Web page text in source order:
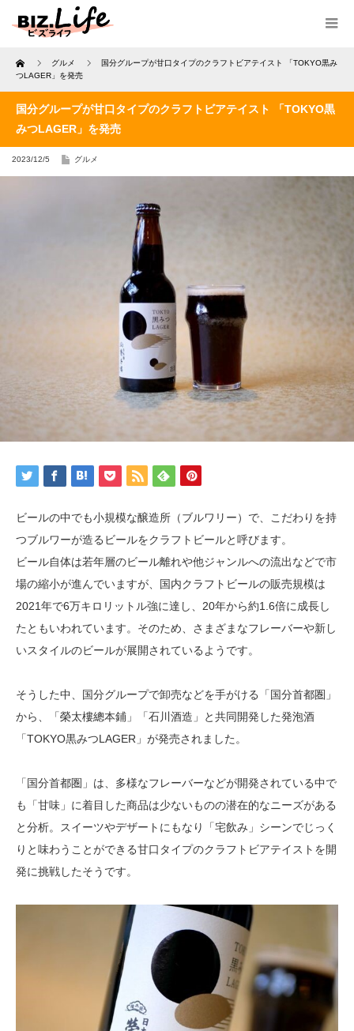
Home グルメ
国分グループが甘口タイプのクラフトビアテイスト 「TOKYO黒み
つLAGER」を発売
国分グループが甘口タイプのクラフトビアテイスト 「TOKYO黒
みつLAGER」を発売
2023/12/5 グルメ
ビールの中でも小規模な醸造所（ブルワリー）で、こだわりを持
つブルワーが造るビールをクラフトビールと呼びます。
ビール自体は若年層のビール離れや他ジャンルへの流出などで市
場の縮小が進んでいますが、国内クラフトビールの販売規模は
2021年で6万キロリットル強に達し、20年から約1.6倍に成長し
たともいわれています。そのため、さまざまなフレーバーや新し
いスタイルのビールが展開されているようです。
そうした中、国分グループで卸売などを手がける「国分首都圏」
から、「榮太樓總本鋪」「石川酒造」と共同開発した発泡酒
「TOKYO黒みつLAGER」が発売されました。
「国分首都圏」は、多様なフレーバーなどが開発されている中で
も「甘味」に着目した商品は少ないものの潜在的なニーズがある
と分析。スイーツやデザートにもなり「宅飲み」シーンでじっく
りと味わうことができる甘口タイプのクラフトビアテイストを開
発に挑戦したそうです。